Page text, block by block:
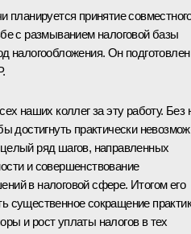
планируется принятие
с размыванием налоговой базы
налогообложения. Он подготовлен
наших коллег за эту работу. Без
достигнуть практически
ряд шагов, направленных
и совершенствование
в налоговой сфере. Итогом его
существенное сокращение
и рост уплаты налогов в тех